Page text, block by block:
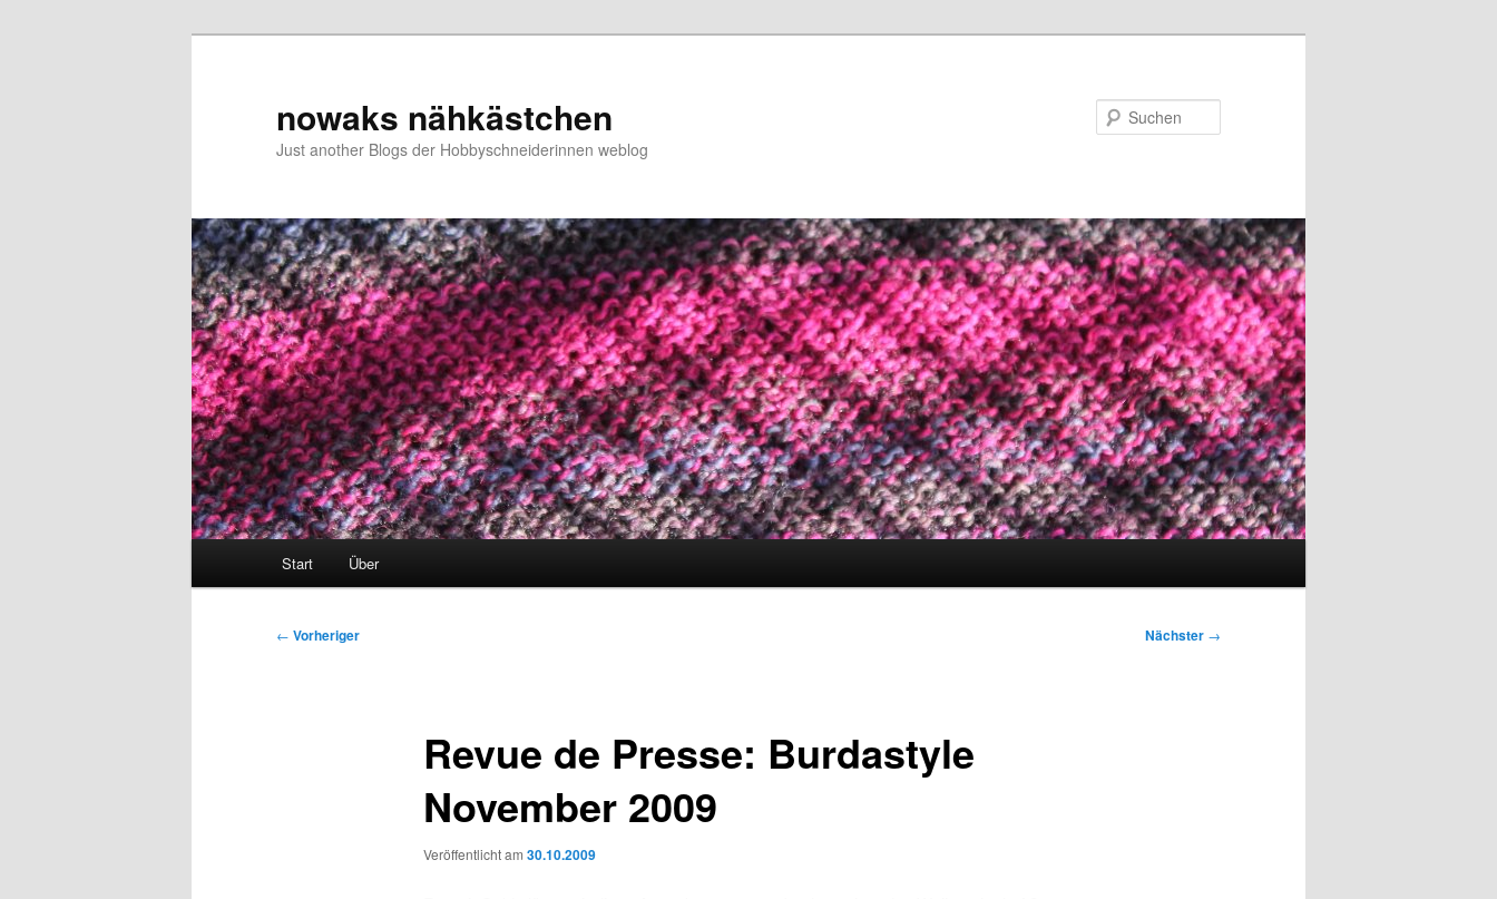
nowaks nähkästchen
Just another Blogs der Hobbyschneiderinnen weblog
Start Über
Beitragsnavigation
← Vorheriger Nächster →
Revue de Presse: Burdastyle
November 2009
Veröffentlicht am 30.10.2009